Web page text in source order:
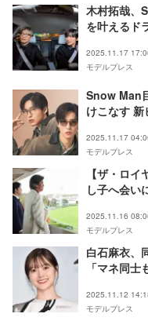
木村拓哉、
を叶えるド
2025.11.17
モデルプレス
Snow Man
けこなす
2025.11.17
モデルプレス
【ザ・ロ
し子へ会い
2025.11.16
モデルプレス
白石麻衣、
「マネ同
2025.11.12
モデルプレス